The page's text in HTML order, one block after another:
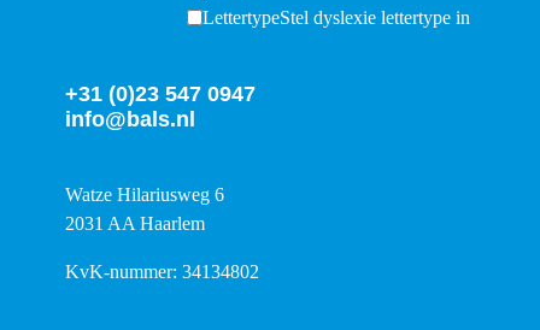
LettertypeStel dyslexie lettertype in
+31 (0)23 547 0947
info@bals.nl
Watze Hilariusweg 6
2031 AA Haarlem
KvK-nummer: 34134802